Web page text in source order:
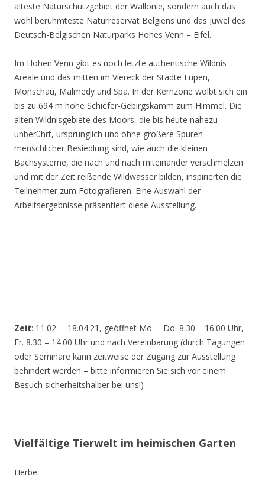
älteste Naturschutzgebiet der Wallonie, sondern auch das
wohl berühmteste Naturreservat Belgiens und das Juwel des
Deutsch-Belgischen Naturparks Hohes Venn – Eifel.
Im Hohen Venn gibt es noch letzte authentische Wildnis-
Areale und das mitten im Viereck der Städte Eupen,
Monschau, Malmedy und Spa. In der Kernzone wölbt sich ein
bis zu 694 m hohe Schiefer-Gebirgskamm zum Himmel. Die
alten Wildnisgebiete des Moors, die bis heute nahezu
unberührt, ursprünglich und ohne größere Spuren
menschlicher Besiedlung sind, wie auch die kleinen
Bachsysteme, die nach und nach miteinander verschmelzen
und mit der Zeit reißende Wildwasser bilden, inspirierten die
Teilnehmer zum Fotografieren. Eine Auswahl der
Arbeitsergebnisse präsentiert diese Ausstellung.
Zeit: 11.02. – 18.04.21, geöffnet Mo. – Do. 8.30 – 16.00 Uhr,
Fr. 8.30 – 14.00 Uhr und nach Vereinbarung (durch Tagungen
oder Seminare kann zeitweise der Zugang zur Ausstellung
behindert werden – bitte informieren Sie sich vor einem
Besuch sicherheitshalber bei uns!)
Vielfältige Tierwelt im heimischen Garten
Herbe